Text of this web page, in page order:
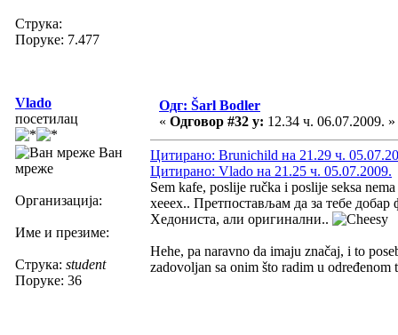
Струка:
Поруке: 7.477
Vlado
посетилац
Ван
мреже
Организација:
Име и презиме:
Струка: student
Поруке: 36
Одг: Šarl Bodler
« Одговор #32 у: 12.34 ч. 06.07.2009. »
Цитирано: Brunichild на 21.29 ч.
Цитирано: Vlado на 21.25 ч. 05.07.2009.
Sem kafe, poslije ručka i poslije seksa
хееех.. Претпостављам да за тебе
Хедониста, али оригинални..
Hehe, pa naravno da imaju značaj, i to
zadovoljan sa onim što radim u određenom